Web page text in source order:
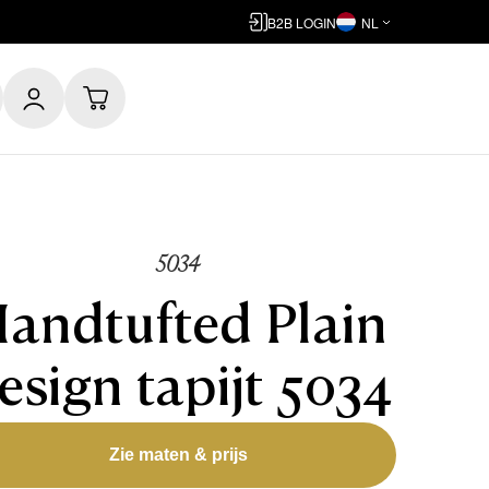
B2B LOGIN NL
5034
Plain
tapijt 5034
Zie maten & prijs